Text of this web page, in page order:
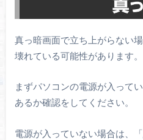
真っ暗画面で立ち上がらない
壊れている可能性があります。
まずパソコンの電源が入って
あるか確認をしてください。
電源が入っていない場合は、「